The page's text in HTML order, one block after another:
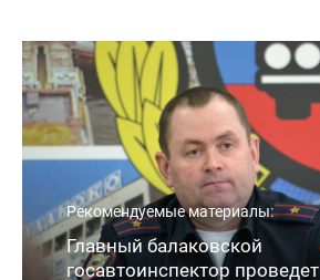
Рекомендуемые материалы:
Главный балаковской
госавтоинспектор проведет